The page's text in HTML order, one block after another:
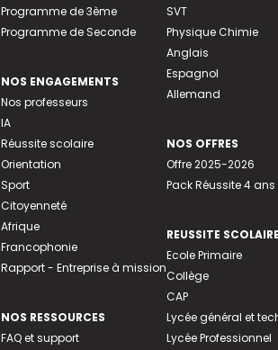
Programme de 3ème
Programme de Seconde
NOS ENGAGEMENTS
Nos professeurs
IA
Réussite scolaire
Orientation
Sport
Citoyenneté
Afrique
Francophonie
Rapport - Entreprise à mission
NOS RESSOURCES
FAQ et support
SVT
Physique Chimie
Anglais
Espagnol
Allemand
NOS OFFRES
Offre 2025-2026
Pack Réussite 4 ans
REUSSITE SCOLAIRE
Ecole Primaire
Collège
CAP
Lycée général et
Lycée Professionnel